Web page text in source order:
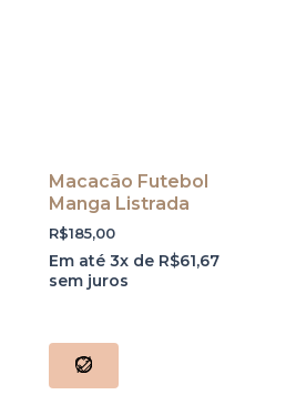
Macacão Futebol
Manga Listrada
R$185,00
Em até 3x de R$61,67
sem juros